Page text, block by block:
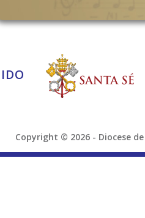
Copyright © 2026 -